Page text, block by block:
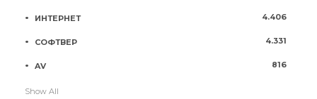
ИНТЕРНЕТ 4.406
СОФТВЕР 4.331
AV 816
Show All